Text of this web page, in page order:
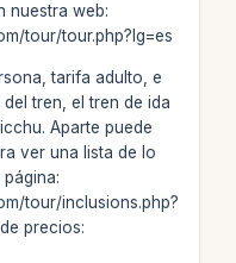
nuestra web:
tour/tour.php?lg=es
tarifa adulto, e
tren, el tren de ida
Aparte puede
ver una lista de lo
tour/inclusions.php?
precios: